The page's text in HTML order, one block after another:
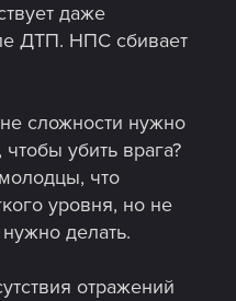
даже
ДТП. НПС сбивает
сложности нужно
убить врага?
что
уровня, но не
делать.
отражений